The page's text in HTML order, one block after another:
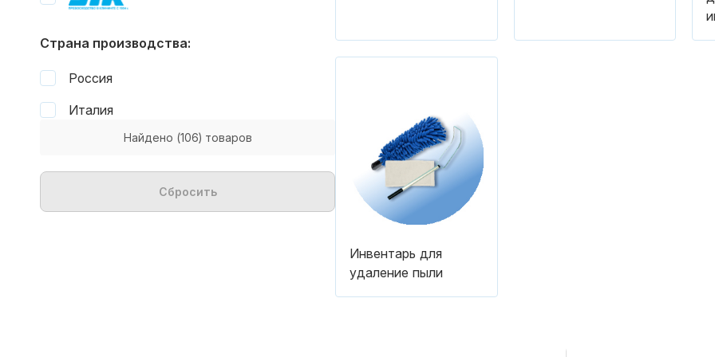
Страна производства:
Россия
Италия
Найдено (106) товаров
Сбросить
Инвентарь для
удаление пыли